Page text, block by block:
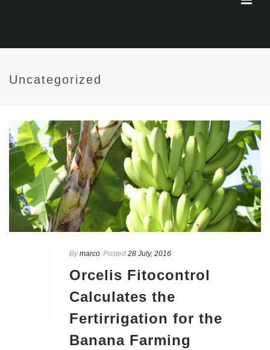
Uncategorized
By marco Posted 28 July, 2016
Orcelis Fitocontrol
Calculates the
Fertirrigation for the
Banana Farming